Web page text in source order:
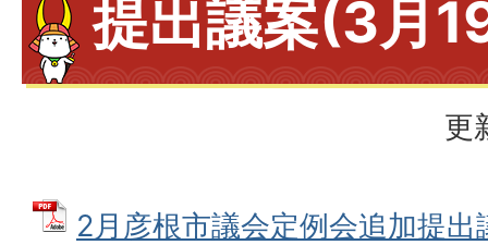
提出議案(3月
更
2月彦根市議会定例会追加提